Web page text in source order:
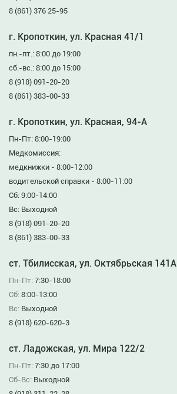
8 (861) 376 25-95
г. Кропоткин, ул. Красная 41/1
пн.-пт.: 8:00 до 19:00
сб.-вс.: 8:00 до 15:00
8 (918) 091-20-20
8 (861) 383-00-33
г. Кропоткин, ул. Красная, 94-А
Пн-Пт: 8:00-19:00
Медкомиссия:
медкнижки - 8:00-12:00
водительской справки - 8:00-11:00
Сб: 9:00-14:00
Вс: Выходной
8 (918) 091-20-20
8 (861) 383-00-33
ст. Тбилисская, ул. Октябрьская 141А
Пн-Пт: 7:30-18:00
Сб: 8:00-13:00
Вс: Выходной
8 (918) 620-620-3
ст. Ладожская, ул. Мира 122/2
Пн-Пт: 7:30 до 17:00
Сб-Вс: Выходной